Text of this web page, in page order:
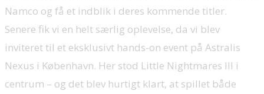
Namco og få et indblik i deres kommende titler.
Senere fik vi en helt særlig oplevelse, da vi blev
inviteret til et eksklusivt hands-on event på Astralis
Nexus i København. Her stod Little Nightmares III i
centrum – og det blev hurtigt klart, at spillet både